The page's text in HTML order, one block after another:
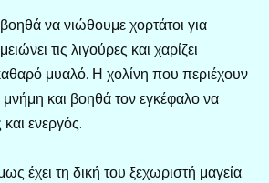
να νιώθουμε χορτάτοι για
τις λιγούρες και χαρίζει
μυαλό. Η χολίνη που περιέχουν
μνήμη και βοηθά τον εγκέφαλο να
ενεργός.
έχει τη δική του ξεχωριστή μαγεία.